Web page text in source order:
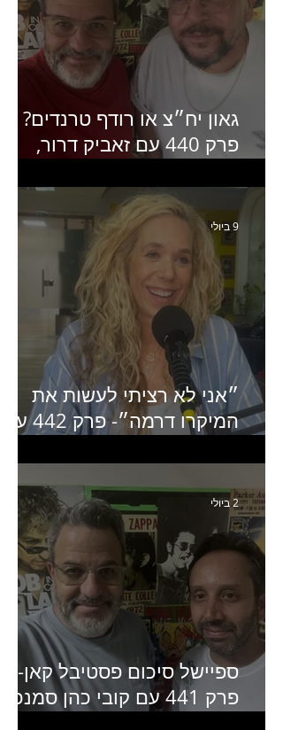
גאון יח״צ או רודף טרנדים?
פרק 440 עם זאביק דרור,
ותקשורת
״אני לא רציתי לעשות את
המיקרו דרמה״- פרק 442 עם
של יד2
9 ביולי
ספיישל סיכום פסטיבל קאן-
פרק 441 עם קובי כהן
2 ביולי